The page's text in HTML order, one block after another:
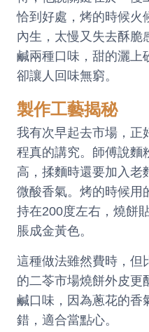
恰到好處，烤的時候火
內生，太慢又失去酥脆
鹹兩種口味，甜的灑上
卻讓人回味無窮。
製作工藝揭秘
我有次早起去市場，正
程真的講究。師傅說麵
高，揉麵時還要加入老
微酸香氣。烤的時候用
持在200度左右，燒餅
脹成金黃色。
這種做法雖然費時，但
的二苓市場燒餅外皮更
鹹口味，因為蔥花的香
錯，適合當點心。